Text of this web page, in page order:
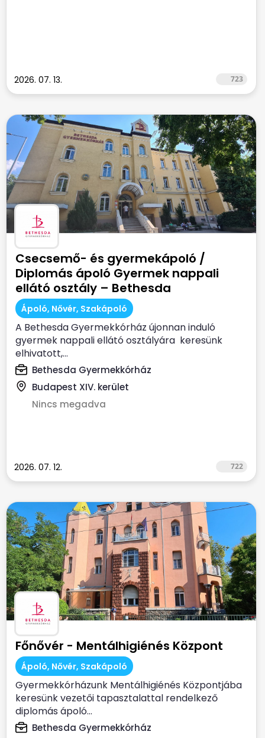
2026. 07. 13. 723
Csecsemő- és gyermekápoló /
Diplomás ápoló Gyermek nappali
ellátó osztály – Bethesda
Gyermekkórház
Ápoló, Nővér, Szakápoló
A Bethesda Gyermekkórház újonnan induló
gyermek nappali ellátó osztályára keresünk
elhivatott,...
Bethesda Gyermekkórház
Budapest XIV. kerület
Nincs megadva
2026. 07. 12. 722
Főnővér - Mentálhigiénés Központ
Ápoló, Nővér, Szakápoló
Gyermekkórházunk Mentálhigiénés Központjába
keresünk vezetői tapasztalattal rendelkező
diplomás ápoló...
Bethesda Gyermekkórház